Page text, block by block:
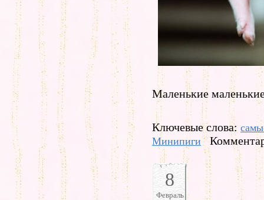
Маленькие
Ключевые слова:
Минипиги
8
Февраль